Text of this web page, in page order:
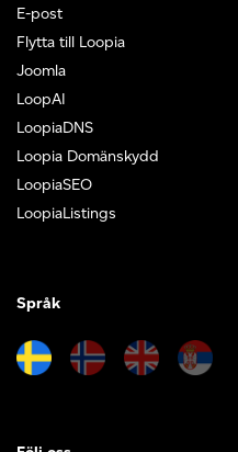
E-post
Flytta till Loopia
Joomla
LoopAI
LoopiaDNS
Loopia Domänskydd
LoopiaSEO
LoopiaListings
Språk